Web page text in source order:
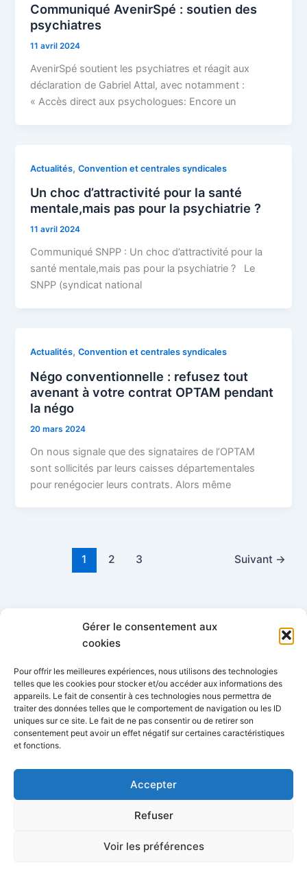
Gérer le consentement aux
cookies
Pour offrir les meilleures expériences, nous utilisons des technologies
telles que les cookies pour stocker et/ou accéder aux informations des
appareils. Le fait de consentir à ces technologies nous permettra de
traiter des données telles que le comportement de navigation ou les ID
uniques sur ce site. Le fait de ne pas consentir ou de retirer son
consentement peut avoir un effet négatif sur certaines caractéristiques
et fonctions.
Accepter
Refuser
Voir les préférences
Communiqué AvenirSpé : soutien des
psychiatres
11 avril 2024
AvenirSpé soutient les psychiatres et réagit aux
déclaration de Gabriel Attal, avec notamment :
« Accès direct aux psychologues: Encore un
Actualités,Convention et centrales syndicales
Un choc d’attractivité pour la santé
mentale,mais pas pour la psychiatrie ?
11 avril 2024
Communiqué SNPP : Un choc d’attractivité pour la
santé mentale,mais pas pour la psychiatrie ? Le
SNPP (syndicat national
Actualités,Convention et centrales syndicales
Négo conventionnelle : refusez tout
avenant à votre contrat OPTAM pendant
la négo
20 mars 2024
On nous signale que des signataires de l’OPTAM
sont sollicités par leurs caisses départementales
pour renégocier leurs contrats. Alors même
1 2 3 Suivant →
AFPEP-SNPP - 34 rue Lafitte, 75009 Paris 06 77 68 62 56
- info@afpep-snpp.org